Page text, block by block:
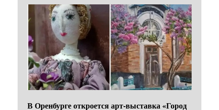
В Оренбурге откроется арт-выставка «Город